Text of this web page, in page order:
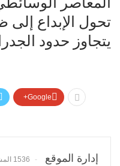
تحول الإبداع إلى
يتجاوز حدود
Google+
إدارة الموقع 1536 المشاركات